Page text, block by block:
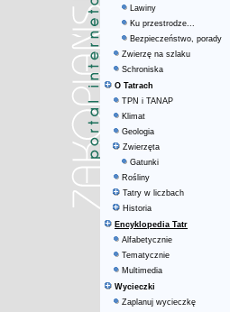
Lawiny
Ku przestrodze...
Bezpieczeństwo, porady
Zwierzę na szlaku
Schroniska
O Tatrach
TPN i TANAP
Klimat
Geologia
Zwierzęta
Gatunki
Rośliny
Tatry w liczbach
Historia
Encyklopedia Tatr
Alfabetycznie
Tematycznie
Multimedia
Wycieczki
Zaplanuj wycieczkę